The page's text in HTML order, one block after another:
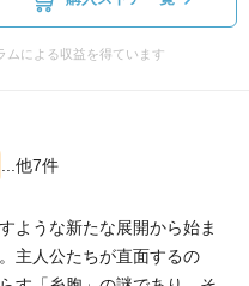
ムによる収益を得ています
...他7件
ような新たな展開から始ま
主人公たちが直面するの